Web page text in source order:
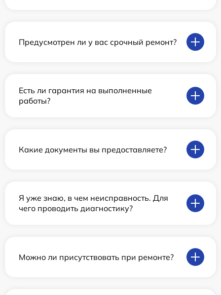
Предусмотрен ли у вас срочный ремонт?
Есть ли гарантия на выполненные
работы?
Какие документы вы предоставляете?
Я уже знаю, в чем неисправность. Для
чего проводить диагностику?
Можно ли присутствовать при ремонте?